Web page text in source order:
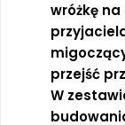
wróżkę
przejść
W